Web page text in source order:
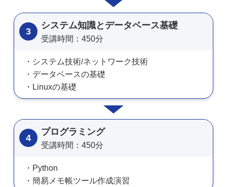
3
システム知識とデータベース基礎
受講時間：450分
システム技術/ネットワーク技術
データベースの基礎
Linuxの基礎
4
プログラミング
受講時間：450分
Python
簡易メモ帳ツール作成演習